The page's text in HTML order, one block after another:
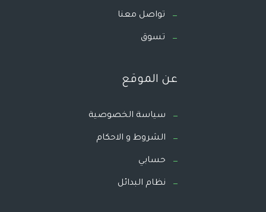
تواصل معنا
تسوق
عن الموقع
سياسة الخصوصية
الشروط و الاحكام
حسابي
نظام البدائل